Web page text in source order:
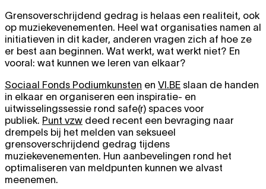
Grensoverschrijdend gedrag is helaas een realiteit, ook
op muziekevenementen. Heel wat organisaties namen al
initiatieven in dit kader, anderen vragen zich af hoe ze
er best aan beginnen. Wat werkt, wat werkt niet? En
vooral: wat kunnen we leren van elkaar?
Sociaal Fonds Podiumkunsten en VI.BE slaan de handen
in elkaar en organiseren een inspiratie- en
uitwisselingssessie rond safe(r) spaces voor
publiek. Punt vzw deed recent een bevraging naar
drempels bij het melden van seksueel
grensoverschrijdend gedrag tijdens
muziekevenementen. Hun aanbevelingen rond het
optimaliseren van meldpunten kunnen we alvast
meenemen.